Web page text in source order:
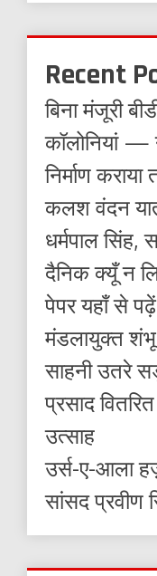
Recent
बिना मंजूरी
कॉलोनियां —
निर्माण कराया
कलश वंदन
धर्मपाल सिंह,
दैनिक क्यूँ न
पेपर यहाँ से
मंडलायुक्त
साहनी उतरे
प्रसाद
उत्साह
उर्स-ए-आला
सांसद प्रवीण